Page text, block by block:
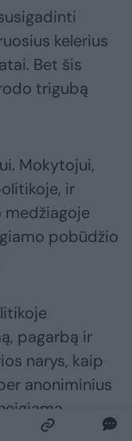
kelerius
Bet šis
trigubą
Mokytojui,
ir
medžiagoje
pobūdžio
pagarbą ir
narys, kaip
anoniminius
neparankų